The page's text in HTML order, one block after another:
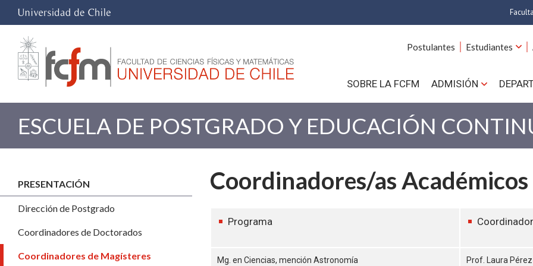
Postulantes Estudiantes
SOBRE LA FCFM ADMISIÓN
ESCUELA DE POSTGRADO Y EDUCACIÓN
PRESENTACIÓN
Dirección de Postgrado
Coordinadores de Doctorados
Coordinadores de Magísteres
Coordinadores/as
Programa
Mg. en Ciencias, mención Astronomía Prof. Laura Pérez